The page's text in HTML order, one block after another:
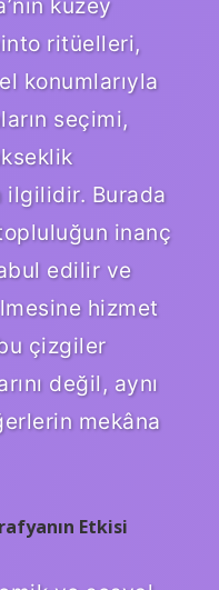
kuzey
ritüelleri,
konumlarıyla
seçimi,
ilgilidir. Burada
inanç
edilir ve
hizmet
çizgiler
değil, aynı
mekâna
Etkisi